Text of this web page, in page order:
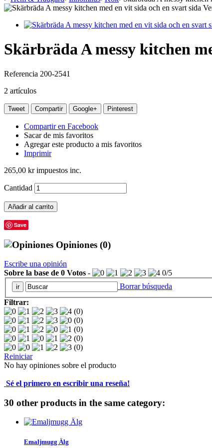
Skärbräda A messy kitchen
Referencia 200-2541
2 artículos
Tweet Compartir Google+ Pinterest
Compartir en Facebook
Sacar de mis favoritos
Agregar este producto a mis favoritos
Imprimir
265,00 krimpuestos inc.
Cantidad
Añadir al carrito
Save
Opiniones (0)
Escribe una opinión
Sobre la base de 0 Votos - 0/5
Borrar búsqueda
Filtrar:
(0)
(0)
(0)
(0)
(0)
Reiniciar
No hay opiniones sobre el producto
Sé el primero en escribir una reseña!
30 other products in the same category:
Emaljmugg Älg